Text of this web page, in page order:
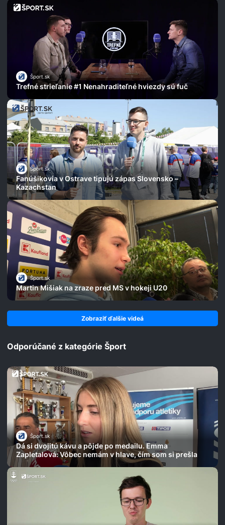
Šport.sk
Trefné strieľanie #1 Nenahraditeľné hviezdy sú fuč
Šport.sk
Fanúšikovia v Ostrave tipujú zápas Slovensko –
Kazachstan
Šport.sk
Martin Mišiak na zraze pred MS v hokeji U20
Zobraziť ďalšie videá
Odporúčané z kategórie Šport
Šport.sk
Dá si dvojitú kávu a pôjde po medailu. Emma
Zapletalová: Vôbec nemám v hlave, čím som si prešla